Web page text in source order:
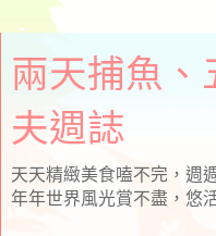
兩天捕魚、
夫週誌
天天精緻美食嗑不完，週
年年世界風光賞不盡，悠